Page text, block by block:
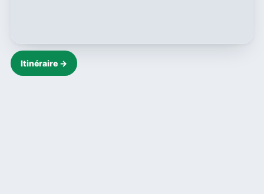
Itinéraire →